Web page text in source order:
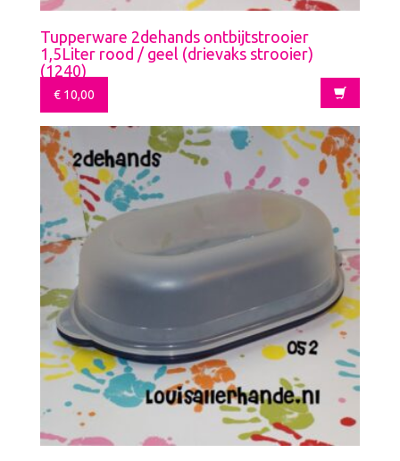
Tupperware 2dehands ontbijtstrooier
1,5Liter rood / geel (drievaks strooier)
(1240)
€ 10,00